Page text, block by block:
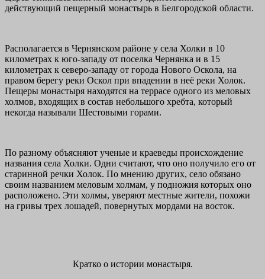
действующий пещерный монастырь в Белгородской области.
Располагается в Чернянском районе у села Холки в 10
километрах к юго-западу от поселка Чернянка и в 15
километрах к северо-западу от города Нового Оскола, на
правом берегу реки Оскол при впадении в неё реки Холок.
Пещеры монастыря находятся на террасе одного из меловых
холмов, входящих в состав небольшого хребта, который
некогда называли Шестовыми горами.
По разному объясняют ученые и краеведы происхождение
названия села Холки. Одни считают, что оно получило его от
старинной речки Холок. По мнению других, село обязано
своим названием меловым холмам, у подножия которых оно
расположено. Эти холмы, уверяют местные жители, похожи
на гривы трех лошадей, повернутых мордами на восток.
Кратко о истории монастыря.